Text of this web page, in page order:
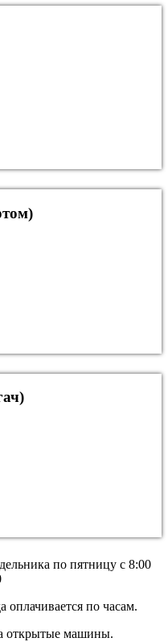
по пятницу с 8:00
оплачивается по часам.
открытые машины.